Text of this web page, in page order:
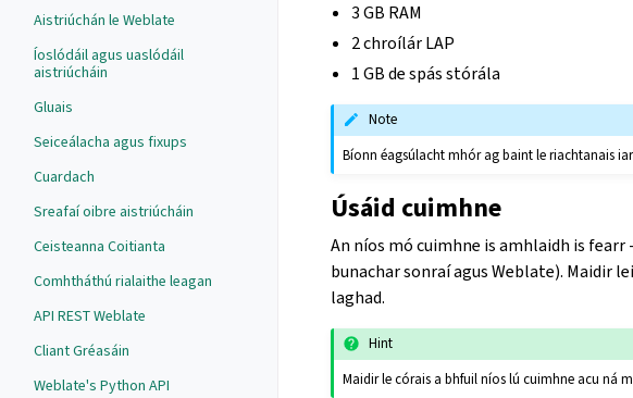
Aistriúchán le Weblate
Íoslódáil agus uaslódáil
aistriúcháin
Gluais
Seiceálacha agus fixups
Cuardach
Sreafaí oibre aistriúcháin
Ceisteanna Coitianta
Comhtháthú rialaithe leagan
API REST Weblate
Cliant Gréasáin
Weblate's Python API
3 GB RAM
2 chroílár LAP
1 GB de spás stórála
Note
Bíonn éagsúlacht mhór ag baint le riachtanais
Úsáid cuimhne
An níos mó cuimhne is amhlaidh is
bunachar sonraí agus Weblate). Maidir
laghad.
Hint
Maidir le córais a bhfuil níos lú cuimhne acu ná